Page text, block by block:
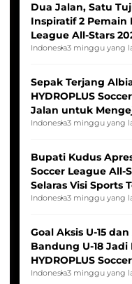
Dua Jalan, Satu
Inspiratif 2 Pemain
League All-Stars
Seleksi Timnas
Indonesia3 minggu yang
Sepak Terjang
HYDROPLUS
Jalan untuk
Indonesia Putri
Indonesia3 minggu yang
Bupati Kudus
Soccer League All-
Selaras Visi Sports
Indonesia3 minggu yang
Goal Aksis U-15
Bandung U-18
HYDROPLUS
2025/2026
Indonesia3 minggu yang